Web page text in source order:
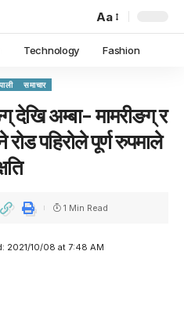
Aa
Technology Fashion
समाचार
देखि अम्बा- मामरीङग् र
पहिरोले पूर्ण रुपमाले
2021/10/08 at 7:48 AM
1 Min Read